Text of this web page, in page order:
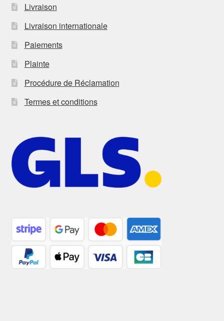
Livraison
Livraison internationale
Paiements
Plainte
Procédure de Réclamation
Termes et conditions